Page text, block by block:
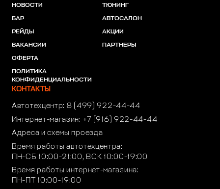
НОВОСТИ
БАР
РЕЙДЫ
ВАКАНСИИ
ОФЕРТА
ПОЛИТИКА
КОНФИДЕНЦИАЛЬНОСТИ
ТЮНИНГ
АВТОСАЛОН
АКЦИИ
ПАРТНЕРЫ
КОНТАКТЫ
Автотехцентр: 8 (499) 922-44-44
Интернет-магазин: +7 (916) 922-44-44
Адреса и схемы проезда
Время работы автотехцентра:
ПН-СБ 10:00-21:00, ВСК 10:00-19:00
Время работы интернет-магазина:
ПН-ПТ 10:00-19:00